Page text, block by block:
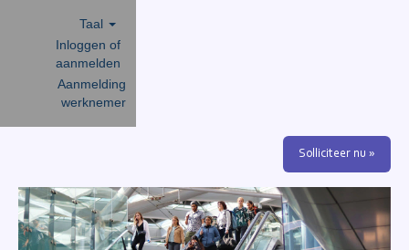
Taal
Inloggen of
aanmelden
Aanmelding
werknemer
Solliciteer nu »